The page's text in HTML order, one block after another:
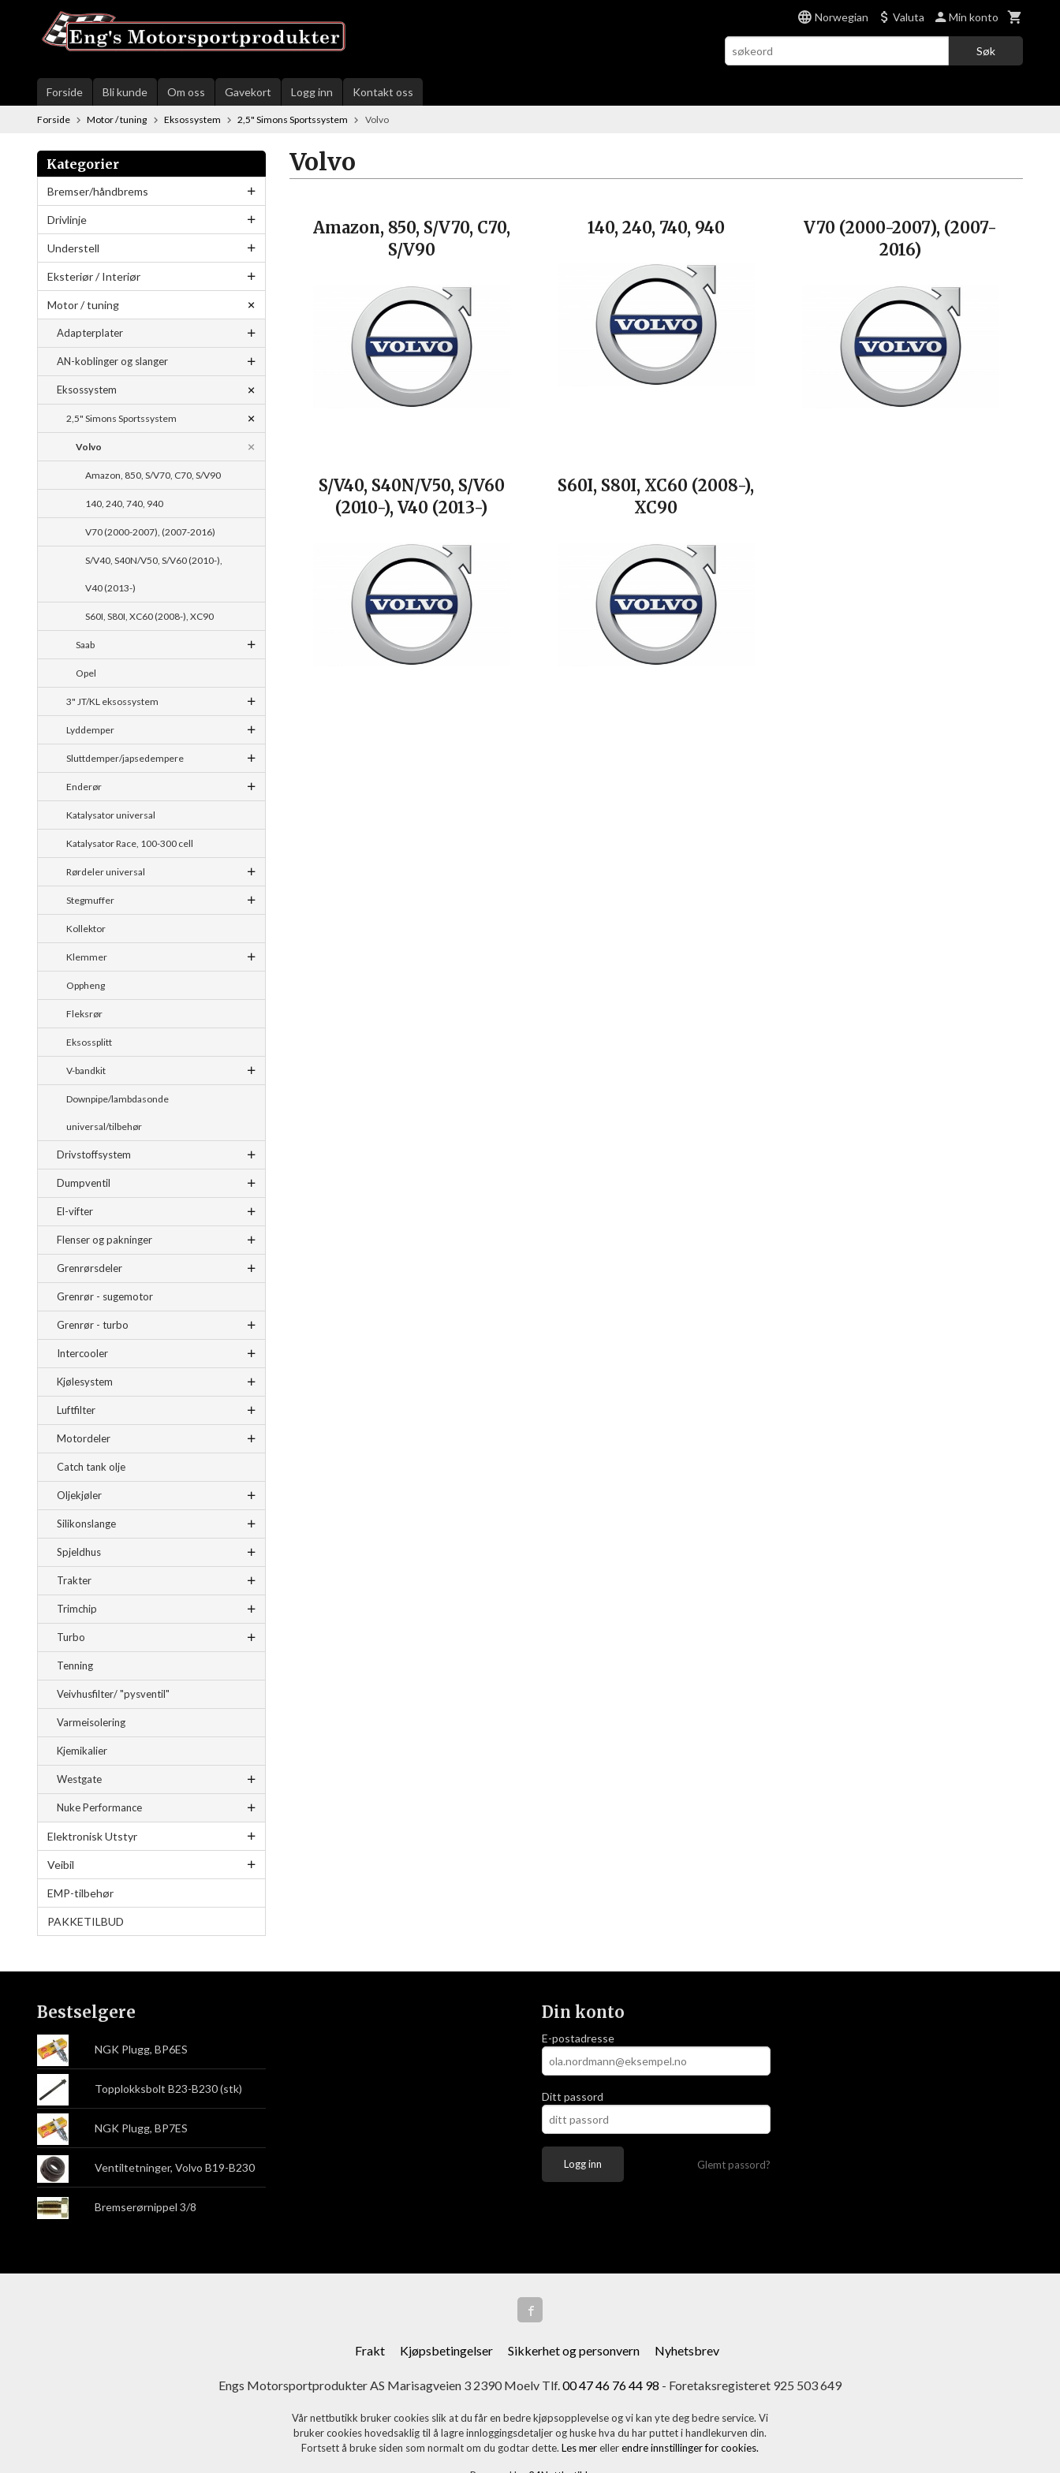
innholdet
Norwegian Valuta Min konto
Søk
Forside Bli kunde Om oss Gavekort Logg inn Kontakt oss
Forside Motor / tuning Eksossystem 2,5" Simons Sportssystem Volvo
Kategorier
Bremser/håndbrems
Drivlinje
Understell
Eksteriør / Interiør
Motor / tuning
Adapterplater
AN-koblinger og slanger
Eksossystem
2,5" Simons Sportssystem
Volvo
Amazon, 850, S/V70, C70, S/V90
140, 240, 740, 940
V70 (2000-2007), (2007-2016)
S/V40, S40N/V50, S/V60 (2010-),
V40 (2013-)
S60I, S80I, XC60 (2008-), XC90
Saab
Opel
3" JT/KL eksossystem
Lyddemper
Sluttdemper/japsedempere
Enderør
Katalysator universal
Katalysator Race, 100-300 cell
Rørdeler universal
Stegmuffer
Kollektor
Klemmer
Oppheng
Fleksrør
Eksossplitt
V-bandkit
Downpipe/lambdasonde
universal/tilbehør
Drivstoffsystem
Dumpventil
El-vifter
Flenser og pakninger
Grenrørsdeler
Grenrør - sugemotor
Grenrør - turbo
Intercooler
Kjølesystem
Luftfilter
Motordeler
Catch tank olje
Oljekjøler
Silikonslange
Spjeldhus
Trakter
Trimchip
Turbo
Tenning
Veivhusfilter/ "pysventil"
Varmeisolering
Kjemikalier
Westgate
Nuke Performance
Elektronisk Utstyr
Veibil
EMP-tilbehør
PAKKETILBUD
Volvo
Amazon, 850, S/V70, C70,
S/V90
140, 240, 740, 940
V70 (2000-2007), (2007-
2016)
S/V40, S40N/V50, S/V60
(2010-), V40 (2013-)
S60I, S80I, XC60 (2008-),
XC90
Bestselgere
NGK Plugg, BP6ES
Topplokksbolt B23-B230 (stk)
NGK Plugg, BP7ES
Ventiltetninger, Volvo B19-B230
Bremserørnippel 3/8
Din konto
E-postadresse
Ditt passord
Glemt passord?
Frakt Kjøpsbetingelser Sikkerhet og personvern Nyhetsbrev
Engs Motorsportprodukter AS Marisagveien 3 2390 Moelv Tlf.00 47 46 76 44 98 - Foretaksregisteret 925 503 649
Vår nettbutikk bruker cookies slik at du får en bedre kjøpsopplevelse og vi kan yte deg bedre service. Vi
bruker cookies hovedsaklig til å lagre innloggingsdetaljer og huske hva du har puttet i handlekurven din.
Fortsett å bruke siden som normalt om du godtar dette. Les merellerendre innstillinger for cookies.